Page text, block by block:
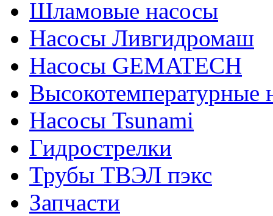
Шламовые насосы
Насосы Ливгидромаш
Насосы GEMATECH
Высокотемпературные
Насосы Tsunami
Гидрострелки
Трубы ТВЭЛ пэкс
Запчасти